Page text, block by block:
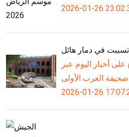
2026-01-26
في دمار هائل
أخبار اليوم عبر
صحيفة العرب الأولى
2026-01-26